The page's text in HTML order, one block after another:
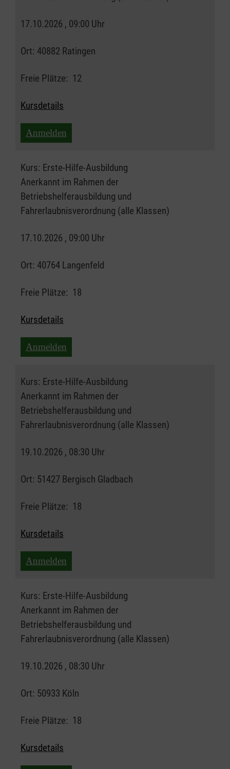
17.10.2026 , 09:00 Uhr
Ort: 40882 Ratingen
Freie Plätze: 12
Kursdetails
Anmelden
Kurs: Erste-Hilfe-Ausbildung
Anerkannt im Rahmen der
Betriebshelferausbildung und
Fahrerlaubnisverordnung (alle Klassen)
17.10.2026 , 09:00 Uhr
Ort: 40764 Langenfeld
Freie Plätze: 18
Kursdetails
Anmelden
Kurs: Erste-Hilfe-Ausbildung
Anerkannt im Rahmen der
Betriebshelferausbildung und
Fahrerlaubnisverordnung (alle Klassen)
19.10.2026 , 08:30 Uhr
Ort: 51427 Bergisch Gladbach
Freie Plätze: 18
Kursdetails
Anmelden
Kurs: Erste-Hilfe-Ausbildung
Anerkannt im Rahmen der
Betriebshelferausbildung und
Fahrerlaubnisverordnung (alle Klassen)
19.10.2026 , 08:30 Uhr
Ort: 50933 Köln
Freie Plätze: 18
Kursdetails